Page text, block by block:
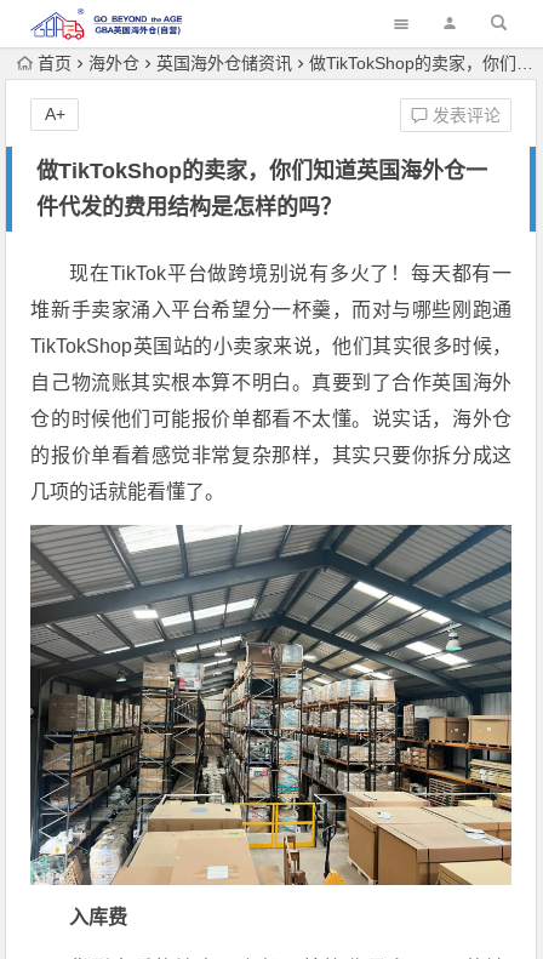
首页 海外仓 英国海外仓储资讯 做TikTokShop的卖家，你们知道英国海外仓一件代发的费用结构是怎样的吗？
做TikTokShop的卖家，你们知道英国海外仓一
件代发的费用结构是怎样的吗？
发表评论
A+
现在TikTok平台做跨境别说有多火了！每天都有一
堆新手卖家涌入平台希望分一杯羹，而对与哪些刚跑通
TikTokShop英国站的小卖家来说，他们其实很多时候，
自己物流账其实根本算不明白。真要到了合作英国海外
仓的时候他们可能报价单都看不太懂。说实话，海外仓
的报价单看着感觉非常复杂那样，其实只要你拆分成这
几项的话就能看懂了。
入库费